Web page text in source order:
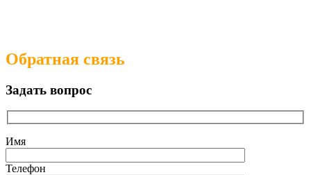
Обратная связь
Задать вопрос
Имя
Телефон